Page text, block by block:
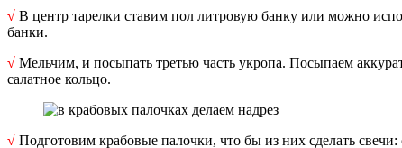
√ В центр тарелки ставим пол литровую банку или можно
банки.
√ Мельчим, и посыпать третью часть укропа. Посыпаем
салатное кольцо.
√ Подготовим крабовые палочки, что бы из них сделать